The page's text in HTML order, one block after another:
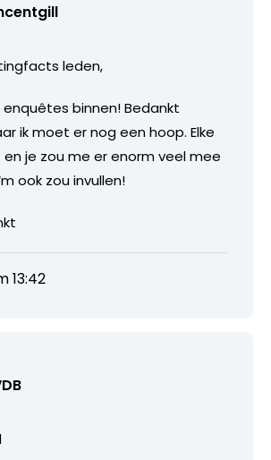
leden,
enquêtes binnen! Bedankt
ik moet er nog een hoop. Elke
je zou me er enorm veel mee
ook zou invullen!
13:42